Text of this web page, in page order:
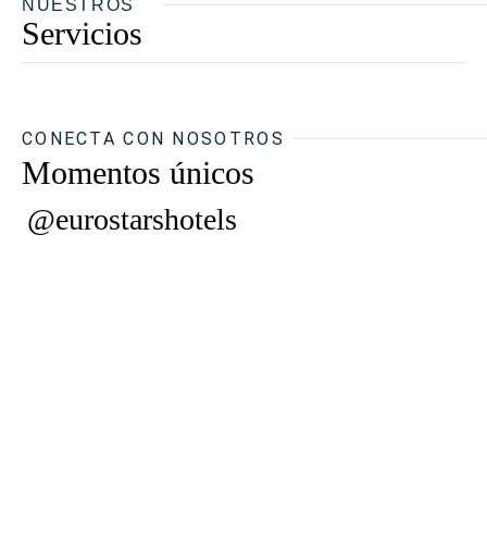
NUESTROS
Servicios
CONECTA CON NOSOTROS
Momentos únicos
@eurostarshotels